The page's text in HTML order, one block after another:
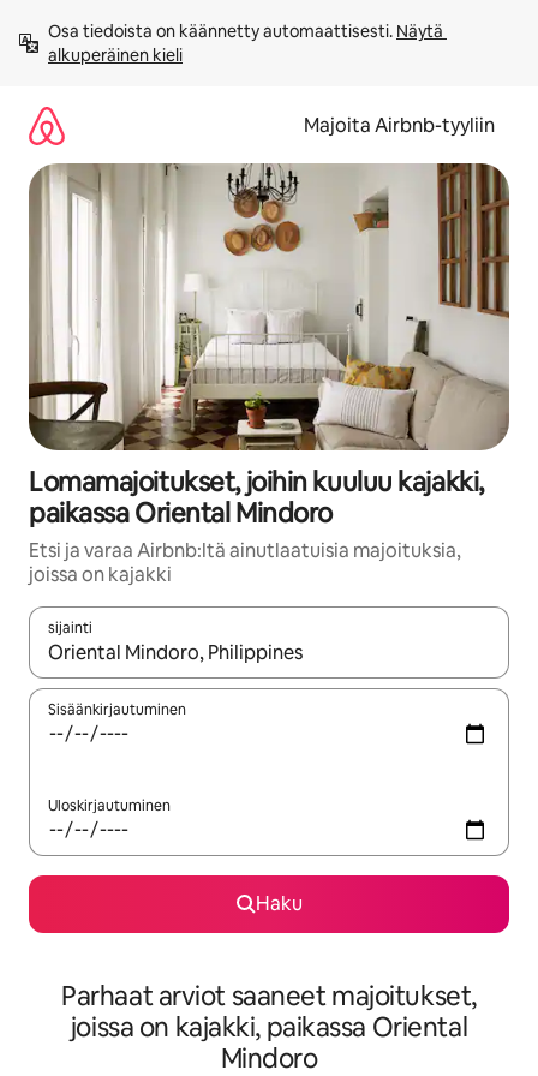
sisältö
väliin
Osa tiedoista on käännetty automaattisesti. Näytä
alkuperäinen kieli
Majoita Airbnb-tyyliin
Lomamajoitukset, joihin kuuluu kajakki,
paikassa Oriental Mindoro
Etsi ja varaa Airbnb:ltä ainutlaatuisia majoituksia,
joissa on kajakki
sijainti
Kun tulokset ovat saatavilla, navigoi ylös- ja alas-
Sisäänkirjautuminen
Uloskirjautuminen
Haku
Parhaat arviot saaneet majoitukset,
joissa on kajakki, paikassa Oriental
Mindoro